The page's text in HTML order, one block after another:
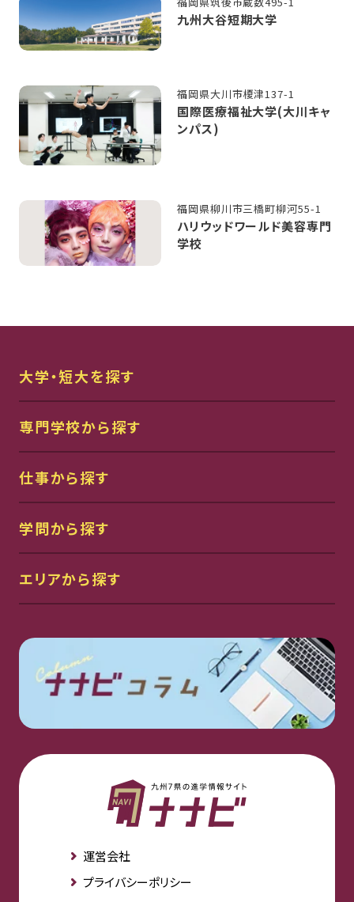
九州大谷短期大学
福岡県大川市榎津137-1
国際医療福祉大学(大川キャ
ンパス)
福岡県柳川市三橋町柳河55-1
ハリウッドワールド美容専門
学校
大学・短大を探す
専門学校から探す
仕事から探す
学問から探す
エリアから探す
運営会社
プライバシーポリシー